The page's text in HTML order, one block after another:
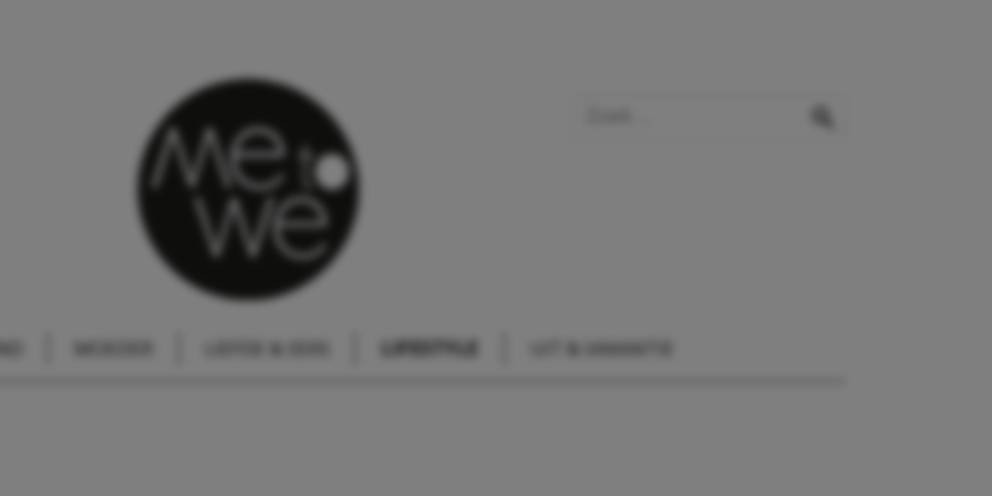
MOEDER LIEFDE & SEKS LIFESTYLE UIT & VAKANTIE